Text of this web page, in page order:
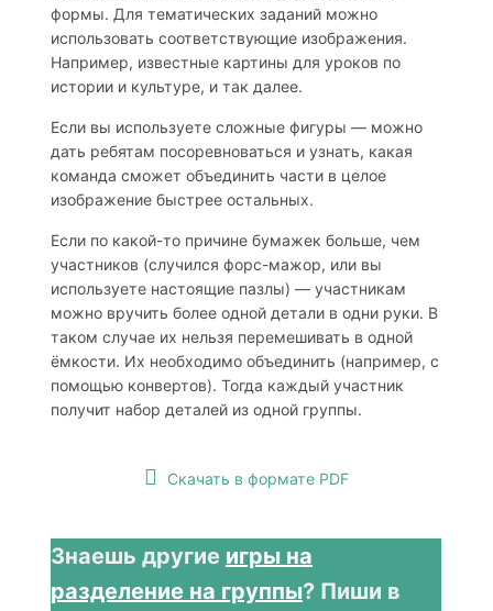
формы. Для тематических заданий можно
использовать соответствующие изображения.
Например, известные картины для уроков по
истории и культуре, и так далее.
Если вы используете сложные фигуры — можно
дать ребятам посоревноваться и узнать, какая
команда сможет объединить части в целое
изображение быстрее остальных.
Если по какой-то причине бумажек больше, чем
участников (случился форс-мажор, или вы
используете настоящие пазлы) — участникам
можно вручить более одной детали в одни руки. В
таком случае их нельзя перемешивать в одной
ёмкости. Их необходимо объединить (например, с
помощью конвертов). Тогда каждый участник
получит набор деталей из одной группы.
Скачать в формате PDF
Знаешь другие игры на
разделение на группы? Пиши в